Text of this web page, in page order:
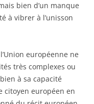
bien d’un manque
à vibrer à l’unisson
européenne ne
très complexes ou
à sa capacité
citoyen européen en